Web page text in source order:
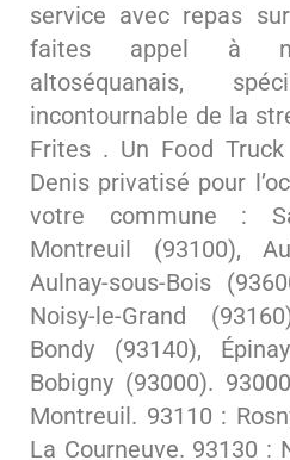
service avec repas
faites appel à
altoséquanais,
incontournable de la
Frites . Un Food
Denis privatisé pour
votre commune :
Montreuil (93100),
Aulnay-sous-Bois
Noisy-le-Grand
Bondy (93140),
Bobigny (93000).
Montreuil. 93110 :
La Courneuve. 93130 :